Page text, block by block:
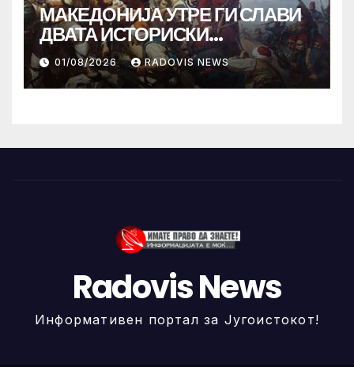
МАКЕДОНИЈА УТРЕ ГИ СЛАВИ
ДВАТА ИСТОРИСКИ
ИЛИНДЕНА!
01/08/2026 RADOVIS NEWS
Radovis News
Информативен портал за Југоистокот!